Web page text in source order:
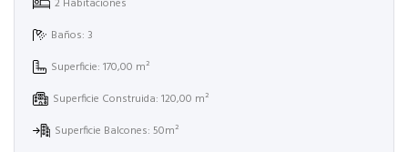
Baños: 3
Superficie: 170,00 m²
Superficie Construida: 120,00 m²
Superficie Balcones: 50m²